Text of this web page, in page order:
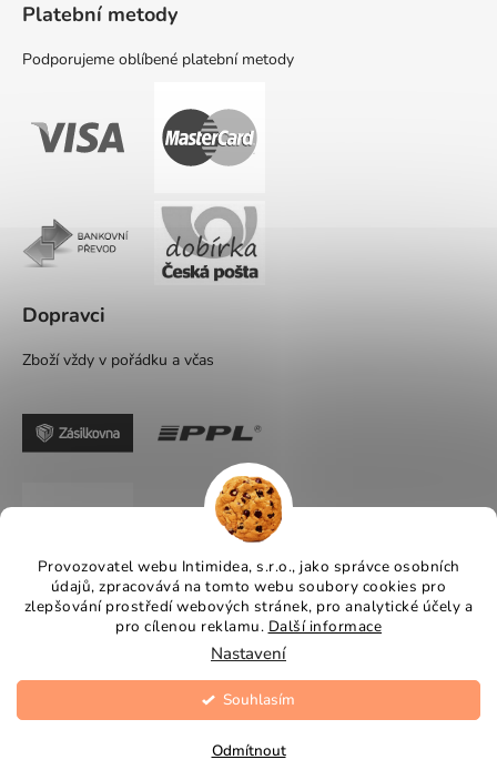
Provozovatel webu Intimidea, s.r.o., jako správce osobních
údajů, zpracovává na tomto webu soubory cookies pro
zlepšování prostředí webových stránek, pro analytické účely a
pro cílenou reklamu. Další informace
Nastavení
Odmítnout
Souhlasím
Platební metody
Podporujeme oblíbené platební metody
Dopravci
Zboží vždy v pořádku a včas
Vytvořil Shoptet
Intimidea . Všechna práva vyhrazena.
Upravit nastavení cookies